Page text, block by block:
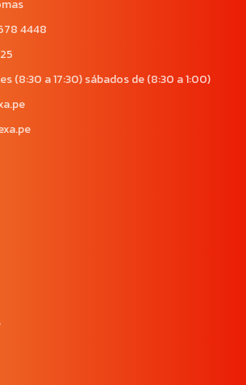
4448
(8:30 a 17:30) sábados de (8:30 a 1:00)